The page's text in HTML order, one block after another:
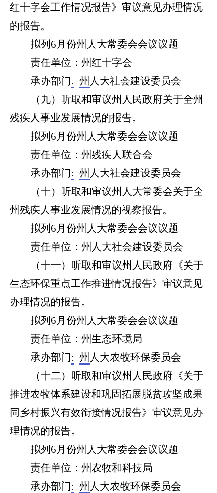
红十字会工作情况报告》审议意见办理情况
的报告。
拟列 6月份州人大常委会会议议题
责任单位：州红十字会
承办部门: 州 人大社会建设委员会
（ 九）听取和审议州人民政府关于全州
残疾人事业发展情况的报告。
拟列 6月份州人大常委会会议议题
责任单位：州残疾人联合会
承办部门: 州 人大社会建设委员会
（十）听取和审议州人大常委会关于全
州残疾人事业发展情况的视察报告。
拟列 6月份州人大常委会会议议题
责任单位：州人大社会建设委员会
（十一）听取和审议州人民政府《关于
生态环保重点工作推进情况报告》审议意见
办理情况的报告。
拟列 6月份州人大常委会会议议题
责任单位：州生态环境局
承办部门: 州 人大农牧环保委员会
（十二） 听取和审议州人民政府《关于
推进农牧体系建设和巩固拓展脱贫攻坚成果
同乡村振兴有效衔接情况报告》审议意见办
理情况的报告。
拟列 6月份州人大常委会会议议题
责任单位：州农牧和科技局
承办部门: 州 人大农牧环保委员会